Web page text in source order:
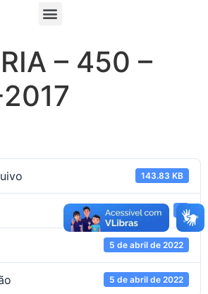
– 450 –
143.83 KB
1
5 de abril de 2022
5 de abril de 2022